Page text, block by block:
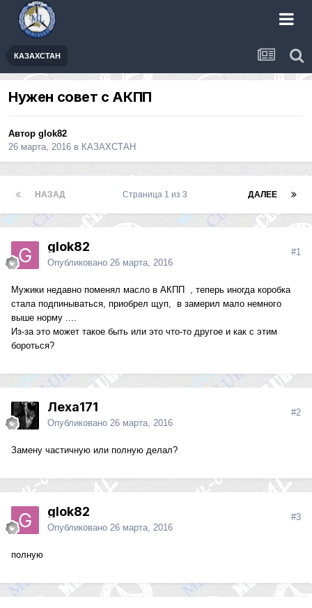
КАЗАХСТАН
Нужен совет с АКПП
Автор glok82
26 марта, 2016 в КАЗАХСТАН
НАЗАД ДАЛЕЕ
Страница 1 из 3
glok82
Опубликовано 26 марта, 2016
#1
Мужики недавно поменял масло в АКПП , теперь иногда коробка
стала подпинываться, приобрел щуп, в замерил мало немного
выше норму ....
Из-за это может такое быть или это что-то другое и как с этим
бороться?
Леха171
Опубликовано 26 марта, 2016
#2
Замену частичную или полную делал?
glok82
Опубликовано 26 марта, 2016
#3
полную